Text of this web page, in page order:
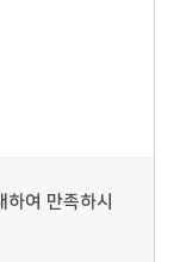
여 만족하시